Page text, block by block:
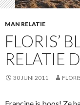
MAN RELATIE
FLORIS’
RELATIE
30 JUNI 2011